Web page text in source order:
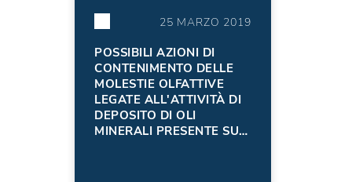
25 MARZO 2019
POSSIBILI AZIONI DI
CONTENIMENTO DELLE
MOLESTIE OLFATTIVE
LEGATE ALL'ATTIVITÀ DI
DEPOSITO DI OLI
MINERALI PRESENTE SUL